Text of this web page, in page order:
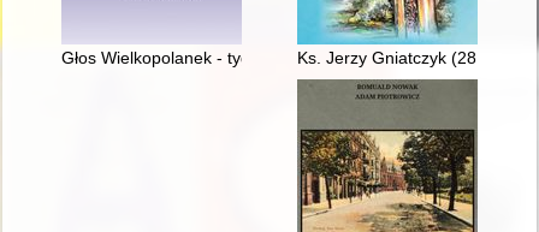
Głos Wielkopolanek - tygodnik społeczno-narodowy dla
Ks. Jerzy Gniatczyk (28 III